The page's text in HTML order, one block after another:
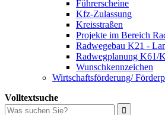
Führerscheine
Kfz-Zulassung
Kreisstraßen
Projekte im Bereich
Radwegebau K21 -
Radwegplanung K61/
Wunschkennzeichen
Wirtschaftsförderung/
Volltextsuche